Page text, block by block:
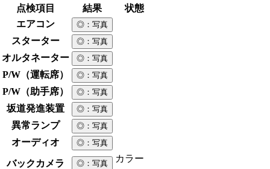
点検項目
結果
状態
エアコン
◎ ：写真
スターター ◎ ：写真
オルタネーター ◎ ：写真
P/W（運転席） ◎ ：写真
P/W（助手席） ◎ ：写真
坂道発進装置 ◎ ：写真
異常ランプ ◎ ：写真
オーディオ ◎ ：写真
バックカメラ ◎ ：写真 カラー